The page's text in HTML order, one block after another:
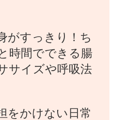
がすっきり！ち
時間でできる腸
サイズや呼吸法
をかけない日常